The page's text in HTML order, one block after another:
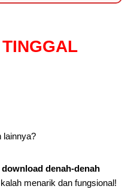
lainnya?
download denah-denah
menarik dan fungsional!